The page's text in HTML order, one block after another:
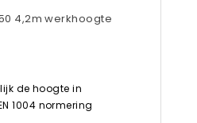
4,2m werkhoogte
de hoogte in
1004 normering